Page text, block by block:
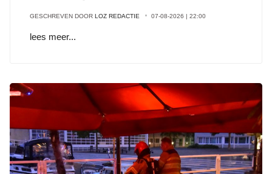
GESCHREVEN DOOR LOZ REDACTIE 07-08-2026 | 22:00
lees meer...